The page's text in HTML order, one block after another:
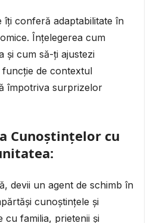
îți conferă adaptabilitate în
Înțelegerea cum
și cum să-ți ajustezi
de contextul
împotriva surprizelor
Cunoștințelor cu
devii un agent de schimb în
cunoștințele și
cu familia, prietenii și